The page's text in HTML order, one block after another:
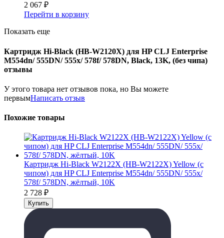
2 067 ₽
Перейти в корзину
Показать еще
Картридж Hi-Black (HB-W2120X) для HP CLJ Enterprise
M554dn/ 555DN/ 555x/ 578f/ 578DN, Black, 13K, (без чипа)
отзывы
У этого товара нет отзывов пока, но Вы можете
первымНаписать отзыв
Похожие товары
Картридж Hi-Black W2122X (HB-W2122X) Yellow (с
чипом) для HP CLJ Enterprise M554dn/ 555DN/ 555x/
578f/ 578DN, жёлтый, 10K
2 728 ₽